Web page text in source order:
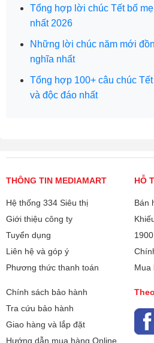
Tổng hợp lời chúc Tết bố
nhất 2026
Những lời chúc năm mới
nghĩa nhất
Tổng hợp 100+ câu chúc
và độc đáo nhất
THÔNG TIN MEDIAMART
Hệ thống 334 Siêu thị
Giới thiệu công ty
Tuyển dụng
Liên hệ và góp ý
Phương thức thanh toán
HỖ
Bán
Mua
Chính sách bảo hành
Tra cứu bảo hành
Giao hàng và lắp đặt
Hướng dẫn mua hàng Online